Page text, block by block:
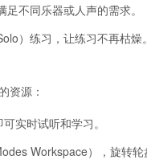
不同乐器或人声的需求。
）练习，让练习不再枯燥
资源：
实时试听和学习。
Workspace），旋转